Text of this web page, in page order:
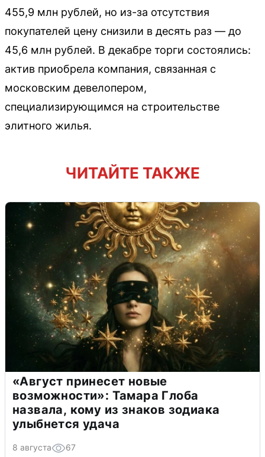
455,9 млн рублей, но из-за отсутствия
покупателей цену снизили в десять раз — до
45,6 млн рублей. В декабре торги состоялись:
актив приобрела компания, связанная с
московским девелопером,
специализирующимся на строительстве
элитного жилья.
ЧИТАЙТЕ ТАКЖЕ
«Август принесет новые
возможности»: Тамара Глоба
назвала, кому из знаков зодиака
улыбнется удача
8 августа 67